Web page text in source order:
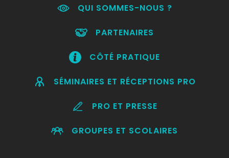
QUI SOMMES-NOUS ?
PARTENAIRES
CÔTÉ PRATIQUE
SÉMINAIRES ET RÉCEPTIONS PRO
PRO ET PRESSE
GROUPES ET SCOLAIRES